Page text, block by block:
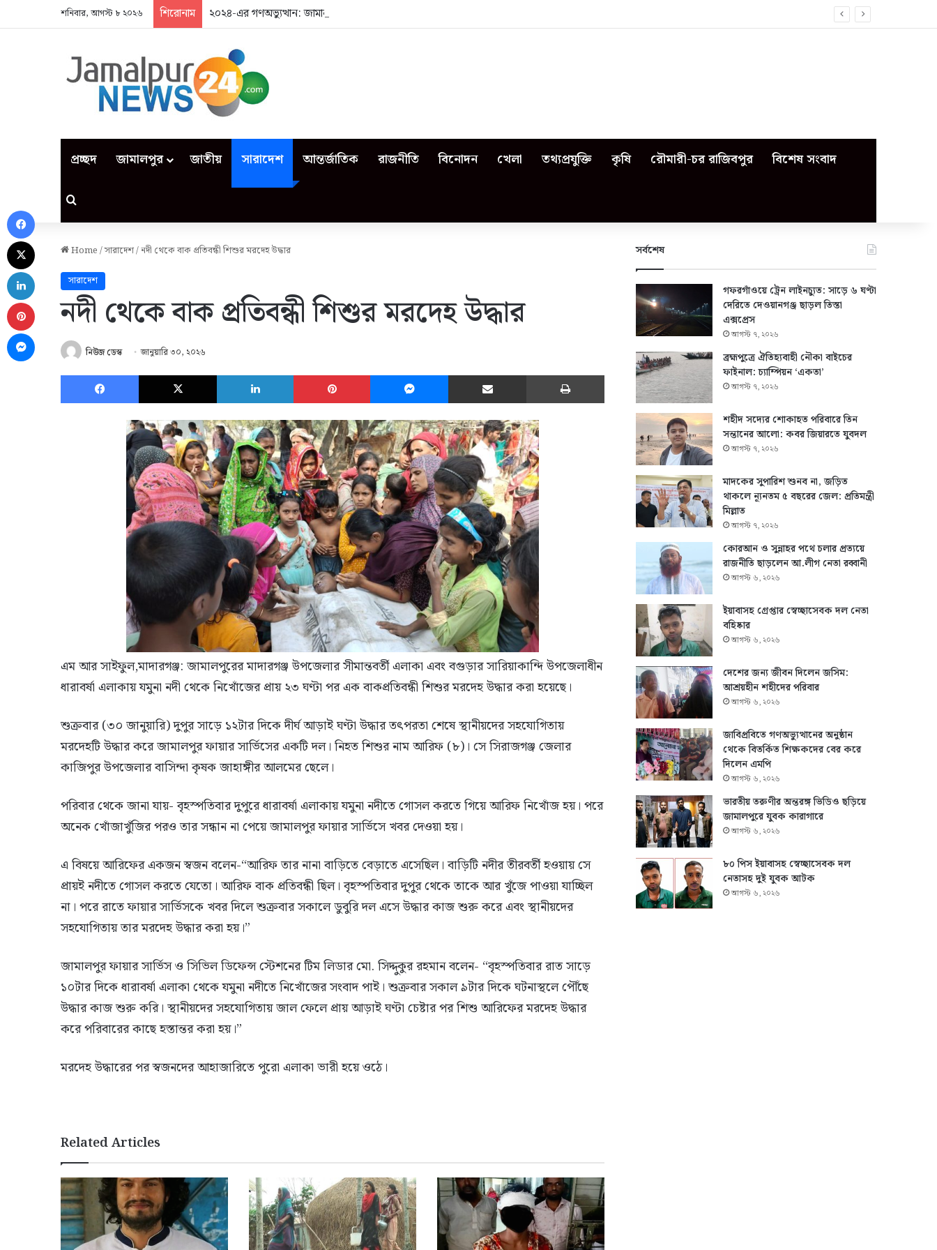
শনিবার, আগস্ট ৮ ২০২৬ শিরোনাম ২০২৪-এর গণঅভ্যুত্থান: জামালপুরে কী কী ঘটেছিল?
প্রচ্ছদ জামালপুর জাতীয় সারাদেশ আন্তর্জাতিক রাজনীতি বিনোদন খেলা তথ্যপ্রযুক্তি কৃষি রৌমারী-চর রাজিবপুর বিশেষ সংবাদ
Search for
Home/সারাদেশ/নদী থেকে বাক প্রতিবন্ধী শিশুর মরদেহ উদ্ধার
সারাদেশ
নদী থেকে বাক প্রতিবন্ধী শিশুর মরদেহ উদ্ধার
নিউজ ডেস্ক জানুয়ারি ৩০, ২০২৬
Facebook X LinkedIn Pinterest Messenger Share via Email Print
এম আর সাইফুল,মাদারগঞ্জ: জামালপুরের মাদারগঞ্জ উপজেলার সীমান্তবর্তী এলাকা এবং বগুড়ার সারিয়াকান্দি উপজেলাধীন
ধারাবর্ষা এলাকায় যমুনা নদী থেকে নিখোঁজের প্রায় ২৩ ঘণ্টা পর এক বাকপ্রতিবন্ধী শিশুর মরদেহ উদ্ধার করা হয়েছে।
শুক্রবার (৩০ জানুয়ারি) দুপুর সাড়ে ১২টার দিকে দীর্ঘ আড়াই ঘণ্টা উদ্ধার তৎপরতা শেষে স্থানীয়দের সহযোগিতায়
মরদেহটি উদ্ধার করে জামালপুর ফায়ার সার্ভিসের একটি দল। নিহত শিশুর নাম আরিফ (৮)। সে সিরাজগঞ্জ জেলার
কাজিপুর উপজেলার বাসিন্দা কৃষক জাহাঙ্গীর আলমের ছেলে।
পরিবার থেকে জানা যায়- বৃহস্পতিবার দুপুরে ধারাবর্ষা এলাকায় যমুনা নদীতে গোসল করতে গিয়ে আরিফ নিখোঁজ হয়। পরে
অনেক খোঁজাখুঁজির পরও তার সন্ধান না পেয়ে জামালপুর ফায়ার সার্ভিসে খবর দেওয়া হয়।
এ বিষয়ে আরিফের একজন স্বজন বলেন-“আরিফ তার নানা বাড়িতে বেড়াতে এসেছিল। বাড়িটি নদীর তীরবর্তী হওয়ায় সে
প্রায়ই নদীতে গোসল করতে যেতো। আরিফ বাক প্রতিবন্ধী ছিল। বৃহস্পতিবার দুপুর থেকে তাকে আর খুঁজে পাওয়া যাচ্ছিল
না। পরে রাতে ফায়ার সার্ভিসকে খবর দিলে শুক্রবার সকালে ডুবুরি দল এসে উদ্ধার কাজ শুরু করে এবং স্থানীয়দের
সহযোগিতায় তার মরদেহ উদ্ধার করা হয়।”
জামালপুর ফায়ার সার্ভিস ও সিভিল ডিফেন্স স্টেশনের টিম লিডার মো. সিদ্দুকুর রহমান বলেন- “বৃহস্পতিবার রাত সাড়ে
১০টার দিকে ধারাবর্ষা এলাকা থেকে যমুনা নদীতে নিখোঁজের সংবাদ পাই। শুক্রবার সকাল ৯টার দিকে ঘটনাস্থলে পৌঁছে
উদ্ধার কাজ শুরু করি। স্থানীয়দের সহযোগিতায় জাল ফেলে প্রায় আড়াই ঘণ্টা চেষ্টার পর শিশু আরিফের মরদেহ উদ্ধার
করে পরিবারের কাছে হস্তান্তর করা হয়।”
মরদেহ উদ্ধারের পর স্বজনদের আহাজারিতে পুরো এলাকা ভারী হয়ে ওঠে।
Related Articles
সর্বশেষ
গফরগাঁওয়ে ট্রেন লাইনচ্যুত: সাড়ে ৬ ঘণ্টা
দেরিতে দেওয়ানগঞ্জ ছাড়ল তিস্তা
এক্সপ্রেস
আগস্ট ৭, ২০২৬
ব্রহ্মপুত্রে ঐতিহ্যবাহী নৌকা বাইচের
ফাইনাল: চ্যাম্পিয়ন ‘একতা’
আগস্ট ৭, ২০২৬
শহীদ সদ্যের শোকাহত পরিবারে তিন
সন্তানের আলো: কবর জিয়ারতে যুবদল
আগস্ট ৭, ২০২৬
মাদকের সুপারিশ শুনব না, জড়িত
থাকলে ন্যূনতম ৫ বছরের জেল: প্রতিমন্ত্রী
মিল্লাত
আগস্ট ৭, ২০২৬
কোরআন ও সুন্নাহর পথে চলার প্রত্যয়ে
রাজনীতি ছাড়লেন আ.লীগ নেতা রব্বানী
আগস্ট ৬, ২০২৬
ইয়াবাসহ গ্রেপ্তার স্বেচ্ছাসেবক দল নেতা
বহিষ্কার
আগস্ট ৬, ২০২৬
দেশের জন্য জীবন দিলেন জসিম:
আশ্রয়হীন শহীদের পরিবার
আগস্ট ৬, ২০২৬
জাবিপ্রবিতে গণঅভ্যুত্থানের অনুষ্ঠান
থেকে বিতর্কিত শিক্ষকদের বের করে
দিলেন এমপি
আগস্ট ৬, ২০২৬
ভারতীয় তরুণীর অন্তরঙ্গ ভিডিও ছড়িয়ে
জামালপুরে যুবক কারাগারে
আগস্ট ৬, ২০২৬
৮০ পিস ইয়াবাসহ স্বেচ্ছাসেবক দল
নেতাসহ দুই যুবক আটক
আগস্ট ৬, ২০২৬
Facebook
LinkedIn
Pinterest